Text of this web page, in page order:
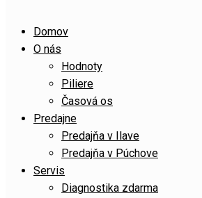
Domov
O nás
Hodnoty
Piliere
Časová os
Predajne
Predajňa v Ilave
Predajňa v Púchove
Servis
Diagnostika zdarma